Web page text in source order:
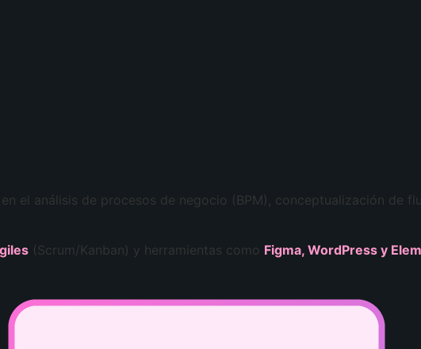
el análisis de procesos de negocio (BPM), conceptualización de
(Scrum/Kanban) y herramientas como Figma, WordPress y